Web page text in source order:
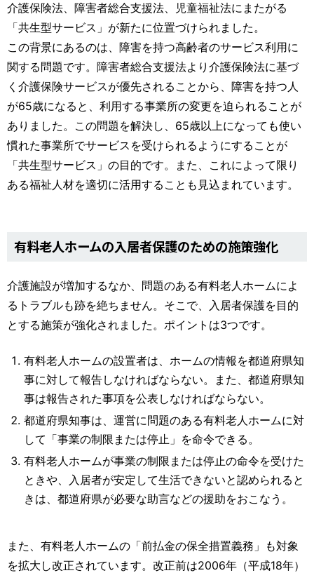
介護保険法、障害者総合支援法、児童福祉法にまたがる
「共生型サービス」が新たに位置づけられました。
この背景にあるのは、障害を持つ高齢者のサービス利用に
関する問題です。障害者総合支援法より介護保険法に基づ
く介護保険サービスが優先されることから、障害を持つ人
が65歳になると、利用する事業所の変更を迫られることが
ありました。この問題を解決し、65歳以上になっても使い
慣れた事業所でサービスを受けられるようにすることが
「共生型サービス」の目的です。また、これによって限り
ある福祉人材を適切に活用することも見込まれています。
有料老人ホームの入居者保護のための施策強化
介護施設が増加するなか、問題のある有料老人ホームによ
るトラブルも跡を絶ちません。そこで、入居者保護を目的
とする施策が強化されました。ポイントは3つです。
有料老人ホームの設置者は、ホームの情報を都道府県知
事に対して報告しなければならない。また、都道府県知
事は報告された事項を公表しなければならない。
都道府県知事は、運営に問題のある有料老人ホームに対
して「事業の制限または停止」を命令できる。
有料老人ホームが事業の制限または停止の命令を受けた
ときや、入居者が安定して生活できないと認められると
きは、都道府県が必要な助言などの援助をおこなう。
また、有料老人ホームの「前払金の保全措置義務」も対象
を拡大し改正されています。改正前は2006年（平成18年）